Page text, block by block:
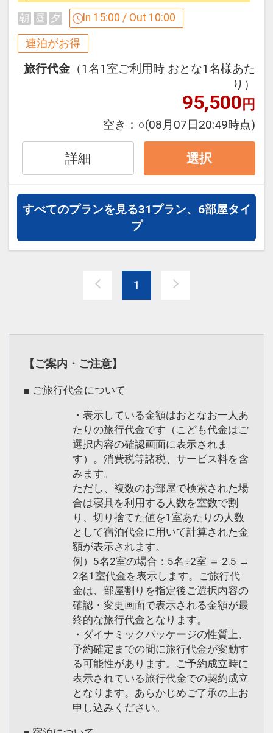
知床ネイチャーインフォメーションコー
ラウンジに併設された知床ネイチャーイ
ンフォメーションコーナーでは、お客様
の観光や自然に関する情報をご提供させ
ていただいております。
時には、お客様同士の情報交換の場とし
て親しまれております。
※常駐スタッフはおりません。ホテルス
タッフにお声掛けください。
設定期間：2026年4月1日～2027年3月
す
連泊の場合、
２泊目より１泊につきおひとり様
５００円引、こどもＡ３５０円引、こど
もＢ２５０円引
※割引適用後のご旅行代金は、カレンダ
ーからお進みいただいた後表示される
「空室照会結果確認画面」でご確認くだ
※宿泊期間中すべての日において人数・
一であることが割引適用の条件となりま
自慢の露天風呂☆
天然温泉掛け流し！
露天風呂からはオホーツク海や知床の
山々と原生林を眺められます。
れてみませんか♪
知床ネイチャーインフォメーションコー
ラウンジに併設された知床ネイチャーイ
ンフォメーションコーナーでは、お客様
の観光や自然に関する情報をご提供させ
ていただいております。
時には、お客様同士の情報交換の場とし
て親しまれております。
※常駐スタッフはおりません。ホテルス
タッフにお声掛けください。
設定期間：2026年4月1日～2027年3月
インターネットコース番号：DP-1-
17312057
朝 昼 夕 In 15:00 / Out 10:00
連泊がお得
旅行代金 （1名1室ご利用時 おとな1名様あた
り）
95,500円
空き： ○(08月07日20:49時点)
詳細 選択
すべてのプランを見る31プラン、6部屋タイ
プ
1
【ご案内・ご注意】
■ ご旅行代金について
・表示している金額はおとなお一人あ
たりの旅行代金です（こども代金はご
選択内容の確認画面に表示されま
す）。消費税等諸税、サービス料を含
みます。
ただし、複数のお部屋で検索された場
合は寝具を利用する人数を室数で割
り、切り捨てた値を1室あたりの人数
として宿泊代金に用いて計算された金
額が表示されます。
例）5名2室の場合：5名÷2室 ＝ 2.5 →
2名1室代金を表示します。ご旅行代
金は、部屋割りを指定後ご選択内容の
確認・変更画面で表示される金額が最
終的な旅行代金となります。
・ダイナミックパッケージの性質上、
予約確定までの間に旅行代金が変動す
る可能性があります。ご予約成立時に
表示されている旅行代金での契約成立
となります。あらかじめご了承の上お
申し込みください。